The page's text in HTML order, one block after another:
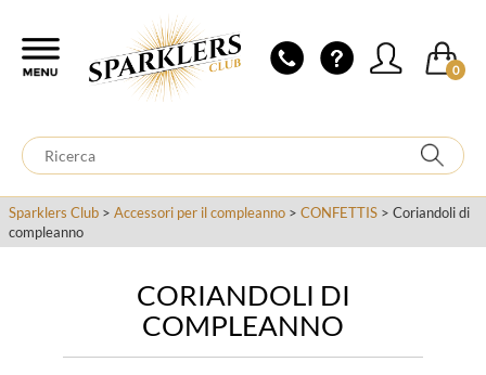
0
Sparklers Club > Accessori per il compleanno > CONFETTIS > Coriandoli di
compleanno
CORIANDOLI DI
COMPLEANNO